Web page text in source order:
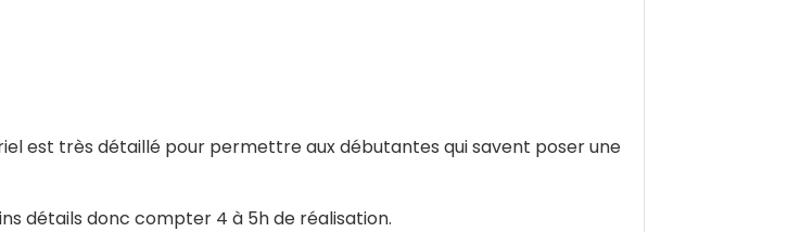
est très détaillé pour permettre aux débutantes qui savent poser une
détails donc compter 4 à 5h de réalisation.